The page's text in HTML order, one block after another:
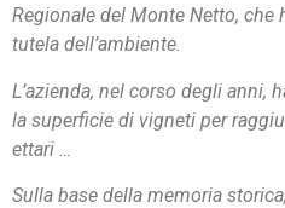
Regionale del Monte Netto,
tutela dell’ambiente.
L’azienda, nel corso degli anni,
la superficie di vigneti per
ettari …
Sulla base della memoria